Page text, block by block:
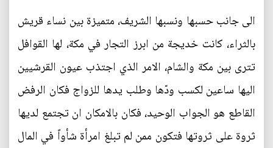
الى جانب حسبها ونسبها الشريف، متميزة بين نساء قريش
بالثراء، كانت خديجة من ابرز التجار في مكة، لها القوافل
تترى بين مكة والشام، الامر الذي اجتذب عيون القرشيين
اليها ساعين لكسب ودّها وطلب يدها للزواج فكان الرفض
القاطع هو الجواب الوحيد، فكان بالامكان ان تجتمع لديها
ثروة على ثروتها فتكون ممن لم تبلغ امرأة شأواً في المال